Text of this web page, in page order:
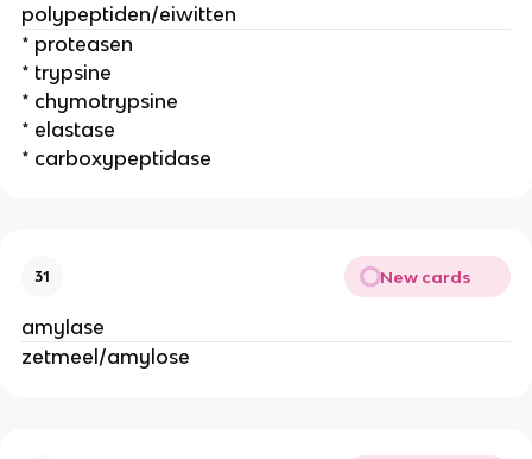
polypeptiden/eiwitten
* proteasen
* trypsine
* chymotrypsine
* elastase
* carboxypeptidase
31 New cards
amylase
zetmeel/amylose